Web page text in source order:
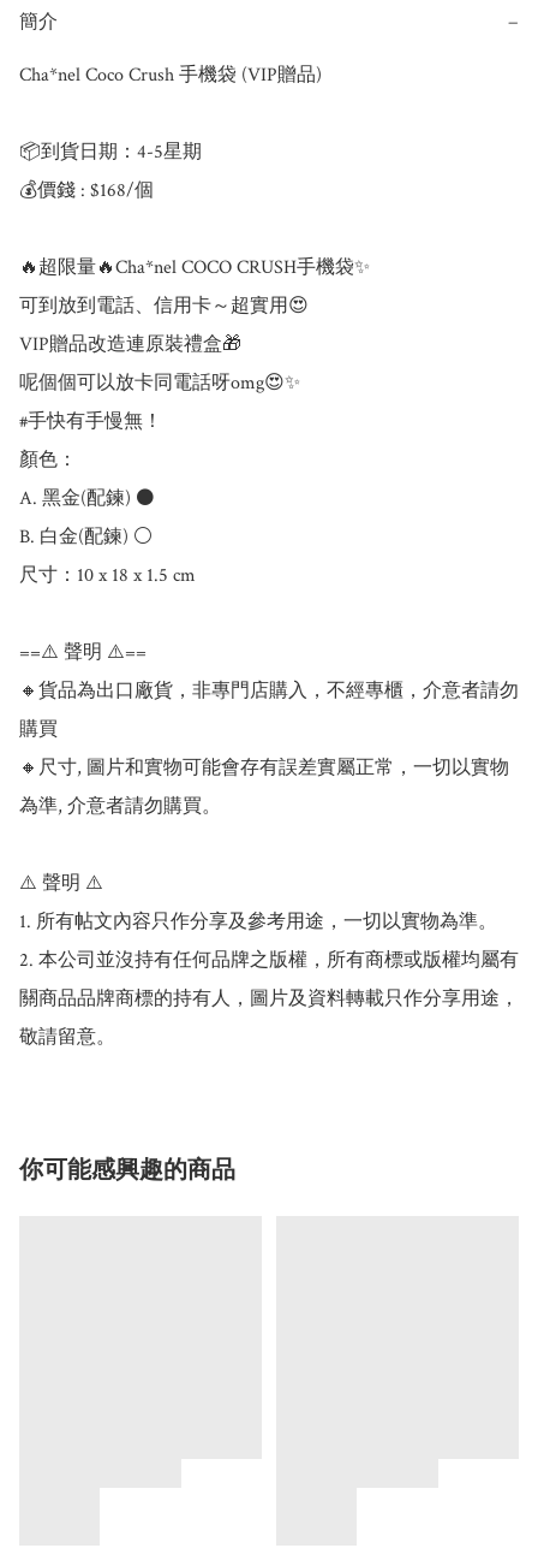
簡介 −
Cha*nel Coco Crush 手機袋 (VIP贈品)
📦到貨日期：4-5星期
💰價錢 : $168/個
🔥超限量🔥Cha*nel COCO CRUSH手機袋✨
可到放到電話、信用卡～超實用😍
VIP贈品改造連原裝禮盒🎁
呢個個可以放卡同電話呀omg😍✨
#手快有手慢無！
顏色：
A. 黑金(配鍊) ⚫
B. 白金(配鍊) ⚪
尺寸：10 x 18 x 1.5 cm
==⚠️ 聲明 ⚠️==
🔸貨品為出口廠貨，非專門店購入，不經專櫃，介意者請勿
購買
🔸尺寸, 圖片和實物可能會存有誤差實屬正常，一切以實物
為準, 介意者請勿購買。
⚠️ 聲明 ⚠️
1. 所有帖文內容只作分享及參考用途，一切以實物為準。
2. 本公司並沒持有任何品牌之版權，所有商標或版權均屬有
關商品品牌商標的持有人，圖片及資料轉載只作分享用途，
敬請留意。
你可能感興趣的商品